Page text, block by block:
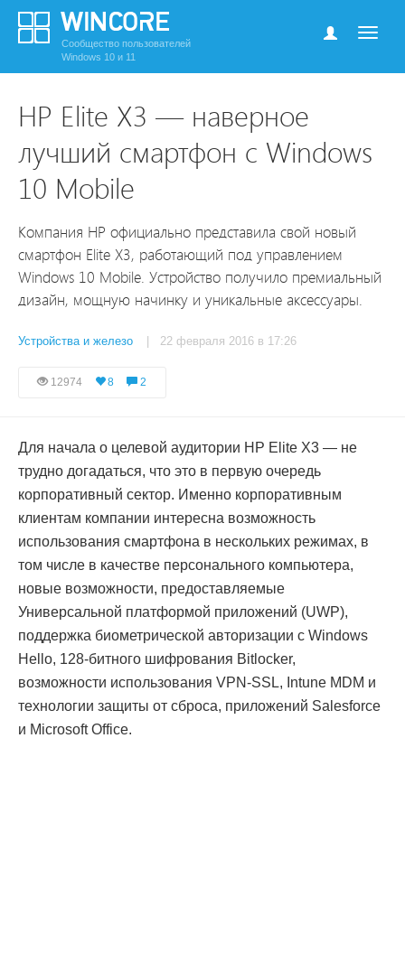
Сообщество пользователей
Windows 10 и 11
HP Elite X3 — наверное
лучший смартфон с Windows
10 Mobile
Компания HP официально представила свой новый
смартфон Elite X3, работающий под управлением
Windows 10 Mobile. Устройство получило премиальный
дизайн, мощную начинку и уникальные аксессуары.
Устройства и железо | 22 февраля 2016 в 17:26
12974 8 2
Для начала о целевой аудитории HP Elite X3 — не
трудно догадаться, что это в первую очередь
корпоративный сектор. Именно корпоративным
клиентам компании интересна возможность
использования смартфона в нескольких режимах, в
том числе в качестве персонального компьютера,
новые возможности, предоставляемые
Универсальной платформой приложений (UWP),
поддержка биометрической авторизации с Windows
Hello, 128-битного шифрования Bitlocker,
возможности использования VPN-SSL, Intune MDM и
технологии защиты от сброса, приложений Salesforce
и Microsoft Office.